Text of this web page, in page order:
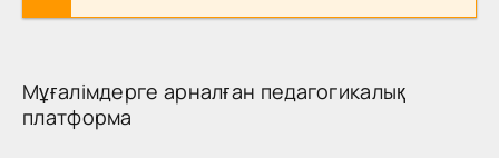
Мұғалімдерге арналған педагогикалық
платформа